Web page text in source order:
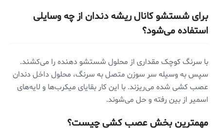
برای شستشو کانال ریشه دندان از چه وسایلی
استفاده می‌شود؟
با سرنگ کوچک مقداری از محلول شستشو دهنده را می‌کشند.
سپس به وسیله سر سوزن متصل به سرنگ، محلول داخل دندان
عصب کشی شده می‌ریزند. با این کار بقایای میکرب‌ها و لایه‌های
اسمیر از بین رفته و حل می‌شوند.
مهمترین بخش عصب کشی چیست؟